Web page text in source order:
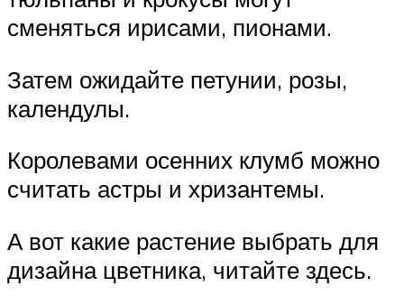
сменяться ирисами, пионами.
Затем ожидайте петунии, розы,
календулы.
Королевами осенних клумб можно
считать астры и хризантемы.
А вот какие растение выбрать для
дизайна цветника, читайте здесь.